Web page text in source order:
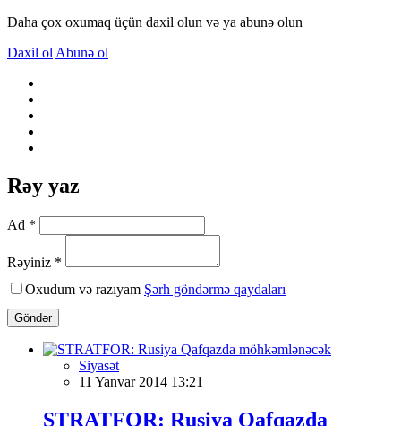
Daha çox oxumaq üçün daxil olun və ya abunə olun
Daxil ol Abunə ol
Rəy yaz
Ad *
Rəyiniz *
Oxudum və razıyam Şərh göndərmə qaydaları
Göndər
Siyasət
11 Yanvar 2014 13:21
STRATFOR: Rusiya Qafqazda